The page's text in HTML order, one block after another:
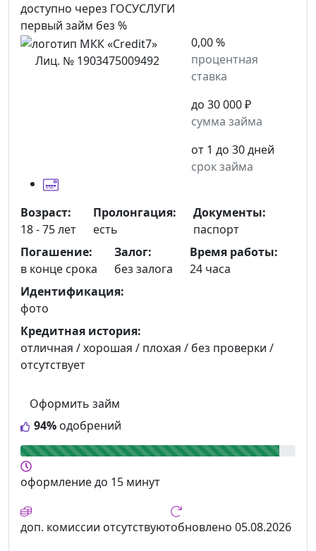
доступно через ГОСУСЛУГИ
первый займ без %
Лиц. № 1903475009492
0,00 %
процентная
ставка
до 30 000 ₽
сумма займа
от 1 до 30 дней
срок займа
94% одобрений
Оформить займ
Возраст:
18 - 75 лет
Пролонгация:
есть
Документы:
паспорт
Погашение:
в конце срока
Залог:
без залога
Время работы:
24 часа
Идентификация:
фото
Кредитная история:
отличная / хорошая / плохая / без проверки /
отсутствует
оформлениедо 15 минут
доп. комиссии отсутствуютобновлено 05.08.2026